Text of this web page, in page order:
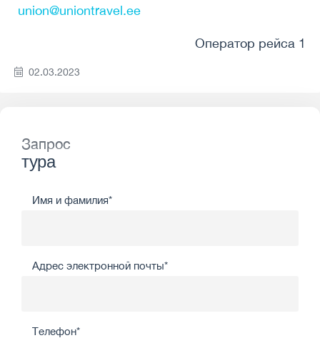
union@uniontravel.ee
Оператор рейса 1
02.03.2023
Запрос
тура
Имя и фамилия*
Адрес электронной почты*
Телефон*